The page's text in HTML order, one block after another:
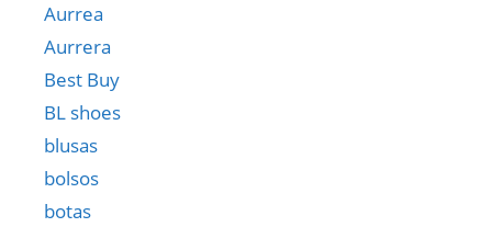
Aurrea
Aurrera
Best Buy
BL shoes
blusas
bolsos
botas